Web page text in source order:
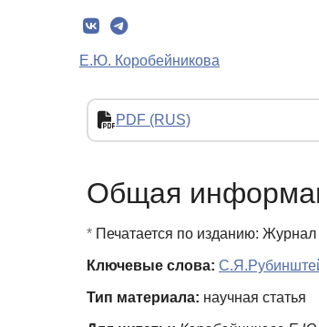
Е.Ю. Коробейникова
PDF (RUS)
Общая
* Печатается по изданию:
Ключевые слова:
Тип материала: научная статья